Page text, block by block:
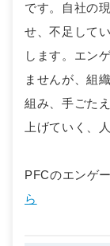
です。自社の
せ、不足して
します。エン
ませんが、組
組み、手ごた
上げていく、
PFCのエンゲ
ら